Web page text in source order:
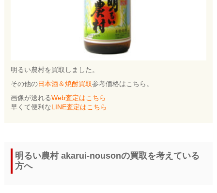
明るい農村を買取しました。
その他の日本酒＆焼酎買取参考価格はこちら。
画像が送れるWeb査定はこちら
早くて便利なLINE査定はこちら
明るい農村 akarui-nousonの買取を考えている
方へ